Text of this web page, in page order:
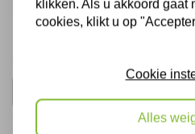
Gratis, vrijblijvend advies
klikken. Als u akkoord gaat
cookies, klikt u op
Cookie
Alles